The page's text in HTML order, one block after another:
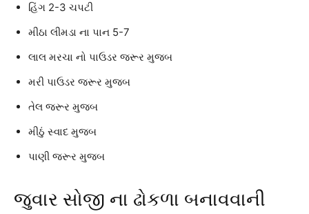
હિંગ 2-3 ચપટી
મીઠા લીમડા ના પાન 5-7
લાલ મરચા નો પાઉડર જરૂર મુજબ
મરી પાઉડર જરૂર મુજબ
તેલ જરૂર મુજબ
મીઠું સ્વાદ મુજબ
પાણી જરૂર મુજબ
જુવાર સોજી ના ઢોકળા બનાવવાની